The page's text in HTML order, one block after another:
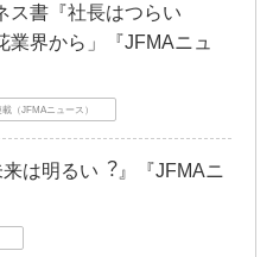
ス書『社長はつらい
業界から」『JFMAニュ
載（JFMAニュース）
は明るい︖』『JFMAニ